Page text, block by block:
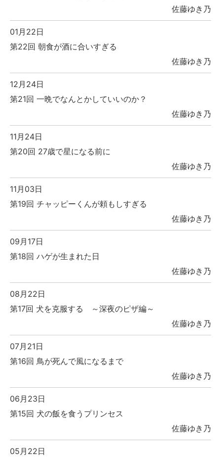
佐藤ゆき乃
01月22日
第22回 朝食が酒に合いすぎる
佐藤ゆき乃
12月24日
第21回 一晩でなんとかしていいのか？
佐藤ゆき乃
11月24日
第20回 27歳で星になる前に
佐藤ゆき乃
11月03日
第19回 チャッピーくんが頼もしすぎる
佐藤ゆき乃
09月17日
第18回 ハゲが生まれた日
佐藤ゆき乃
08月22日
第17回 犬を克服する ～深夜のピザ編～
佐藤ゆき乃
07月21日
第16回 鳥が死んで風になるまで
佐藤ゆき乃
06月23日
第15回 犬の飯を食うプリンセス
佐藤ゆき乃
05月22日